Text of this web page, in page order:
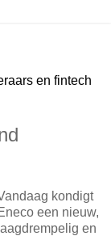
en fintech
kondigt
een nieuw,
laagdrempelig en